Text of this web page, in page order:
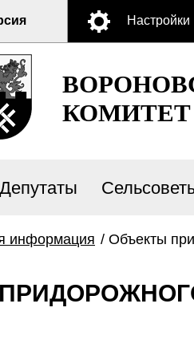
Настройки
КОМИТЕТ
Депутаты
информация / Объекты